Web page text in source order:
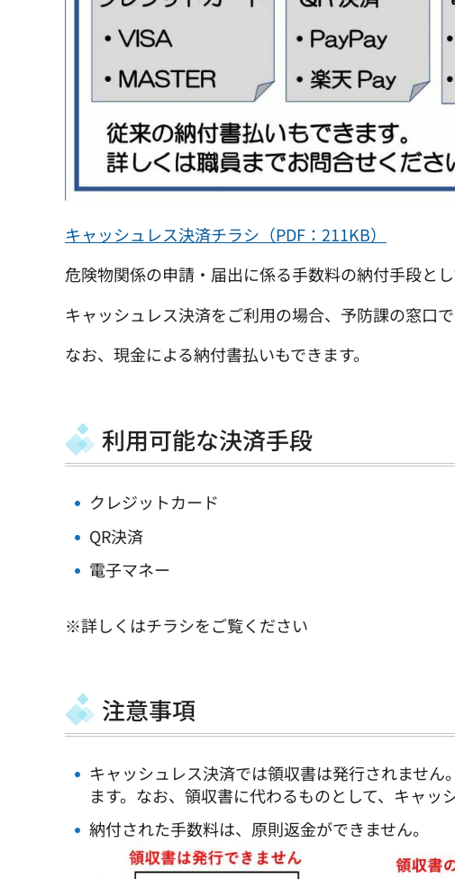
キャッシュレス決済チラシ（PDF：211KB）
危険物関係の申請・届出に係る手数料の納付手段と
キャッシュレス決済をご利用の場合、予防課の窓口で
なお、現金による納付書払いもできます。
利用可能な決済手段
クレジットカード
QR決済
電子マネー
※詳しくはチラシをご覧ください
注意事項
キャッシュレス決済では領収書は発行されませ
ます。なお、領収書に代わるものとして、キャッ
納付された手数料は、原則返金ができません。